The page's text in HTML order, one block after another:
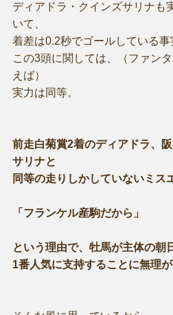
ディアドラ・クインズサリナも
いて、
着差は0.2秒でゴールしている事
この3頭に関しては、（ファン
えば）
実力は同等。
前走白菊賞2着のディアドラ、
サリナと
同等の走りしかしていないミス
「フランケル産駒だから」
という理由で、牡馬が主体の朝
1番人気に支持することに無理が